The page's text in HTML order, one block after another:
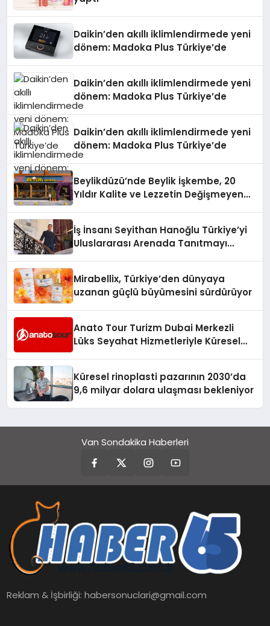
Daikin’den akıllı iklimlendirmede yeni
dönem: Madoka Plus Türkiye’de
Daikin’den akıllı iklimlendirmede yeni
dönem: Madoka Plus Türkiye’de
Daikin’den akıllı iklimlendirmede yeni
dönem: Madoka Plus Türkiye’de
Beylikdüzü’nde Beylik İşkembe, 20
Yıldır Kalite ve Lezzetin Değişmeyen
İş İnsanı Seyithan Hanoğlu Türkiye’yi
Uluslararası Arenada Tanıtmayı
Mirabellix, Türkiye’den dünyaya
uzanan güçlü büyümesini sürdürüyor
Anato Tour Turizm Dubai Merkezli
Lüks Seyahat Hizmetleriyle Küresel
Küresel rinoplasti pazarının 2030’da
9,6 milyar dolara ulaşması bekleniyor
Van Sondakika Haberleri
Reklam & İşbirliği:habersonuclari@gmail.com